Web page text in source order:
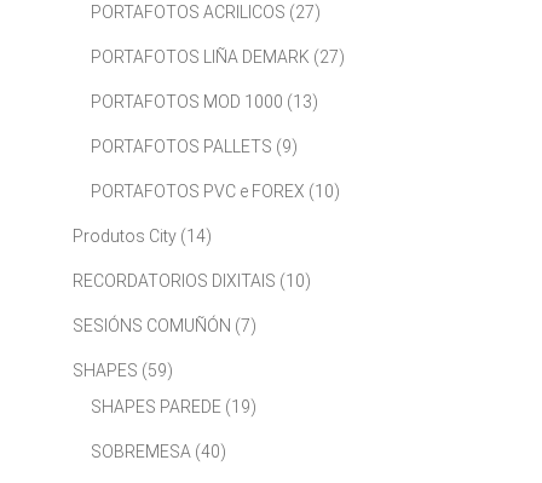
PORTAFOTOS ACRILICOS (27)
PORTAFOTOS LIÑA DEMARK (27)
PORTAFOTOS MOD 1000 (13)
PORTAFOTOS PALLETS (9)
PORTAFOTOS PVC e FOREX (10)
Produtos City (14)
RECORDATORIOS DIXITAIS (10)
SESIÓNS COMUÑÓN (7)
SHAPES (59)
SHAPES PAREDE (19)
SOBREMESA (40)